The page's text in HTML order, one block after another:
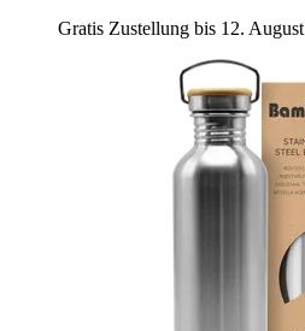
Gratis Zustellung bis 12. August